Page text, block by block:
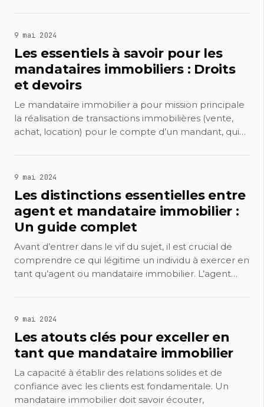
9 mai 2024
Les essentiels à savoir pour les
mandataires immobiliers : Droits
et devoirs
Le mandataire immobilier a pour mission principale
la réalisation de transactions immobilières (vente,
achat, location) pour le compte d’un mandant, qui…
9 mai 2024
Les distinctions essentielles entre
agent et mandataire immobilier :
Un guide complet
Avant d’entrer dans le vif du sujet, il est crucial de
comprendre ce qui légitime un individu à exercer en
tant qu’agent ou mandataire immobilier. L’agent…
9 mai 2024
Les atouts clés pour exceller en
tant que mandataire immobilier
La capacité à établir des relations solides et de
confiance avec les clients est fondamentale. Un
mandataire immobilier doit savoir écouter,